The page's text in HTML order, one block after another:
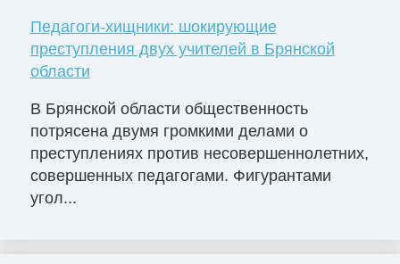
Педагоги-хищники: шокирующие
преступления двух учителей в Брянской
области
В Брянской области общественность
потрясена двумя громкими делами о
преступлениях против несовершеннолетних,
совершенных педагогами. Фигурантами
угол...